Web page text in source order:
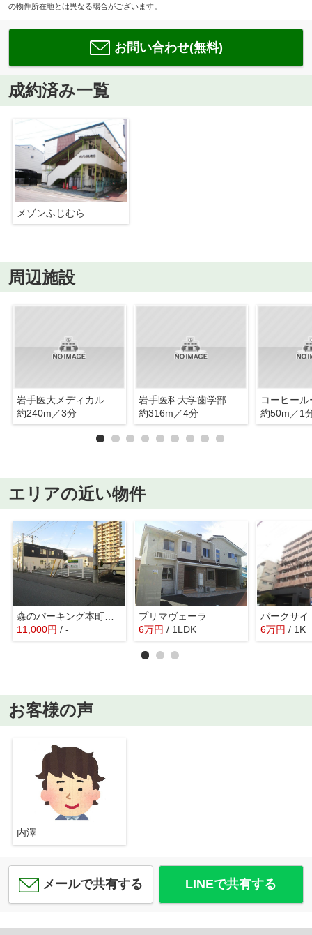
の物件所在地とは異なる場合がございます。
お問い合わせ(無料)
成約済み一覧
メゾンふじむら
周辺施設
岩手医大メディカルセンター
約240m／3分
岩手医科大学歯学部
約316m／4分
コーヒー
約50m／1
エリアの近い物件
森のパーキング本町通二丁目
11,000円 / -
プリマヴェーラ
6万円 / 1LDK
パークサイ
6万円 / 1K
お客様の声
内澤
メールで共有する LINEで共有する